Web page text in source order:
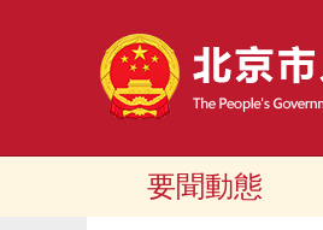
要聞動態